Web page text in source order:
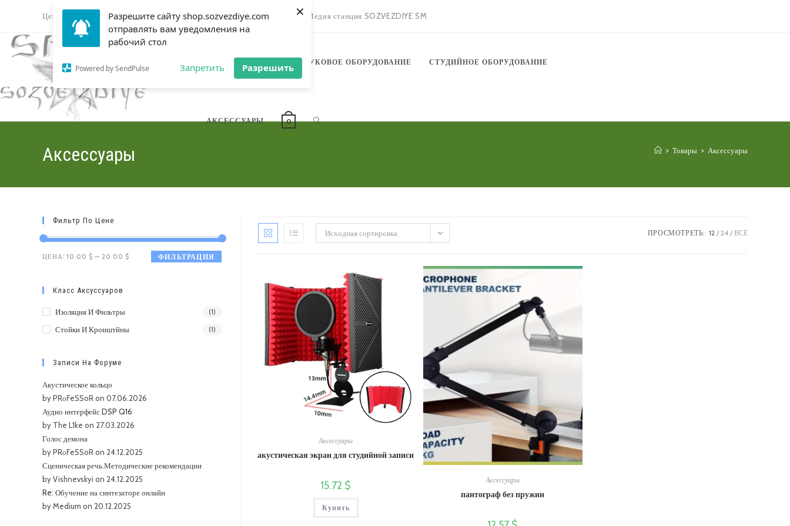
Разрешите сайту shop.sozvezdiye.com
отправлять вам уведомления на
рабочий стол
Powered by SendPulse Запретить Разрешить
×
содержимому
Цех звука: Sozvezdiye Магазин оборудования Форум музыкантов Медия станция SOZVEZDIYE SM
DJ ОБОРУДОВАНИЕ ЗВУКОВОЕ ОБОРУДОВАНИЕ СТУДИЙНОЕ ОБОРУДОВАНИЕ
АКСЕССУАРЫ 0 ПЕРЕКЛЮЧИТЬ
ВЕБ-
САЙТУ
Аксессуары > Товары > Аксессуары
Исходная сортировка ПРОСМОТРЕТЬ: 12 24 ВСЕ
Аксессуары
акустическая экран для студийной записи
15.72 $
Купить
Аксессуары
пантограф без пружин
Фильтр По Цене
Минимальная
Максимальная
ФИЛЬТРАЦИЯ
ЦЕНА: 10.00 $ — 20.00 $
Класс Аксуссуаров
Изоляция И Фильтры (1)
Стойки И Кронштйны (1)
Записи На Форуме
Акустическое кольцо
by PRоFeSSoR on 07.06.2026
Аудио интерфейс DSP Q16
by The L1ke on 27.03.2026
Голос демона
by PRоFeSSoR on 24.12.2025
Сценическая речь.Методические рекомендации
by Vishnevskyi on 24.12.2025
Re: Обучение на синтезаторе онлайн
by Medium on 20.12.2025